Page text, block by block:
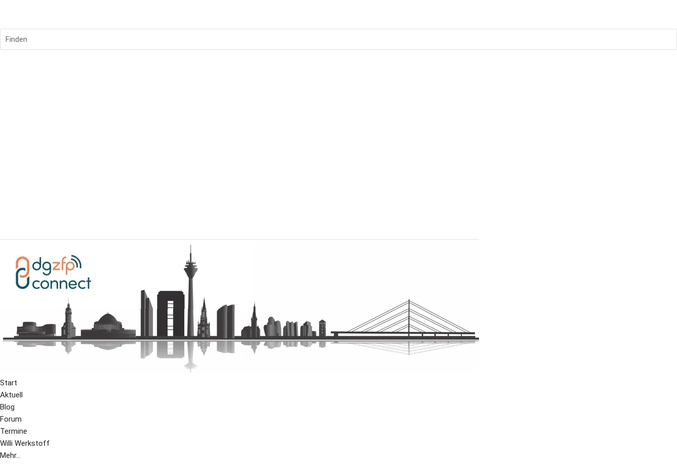
Finden
Start
Aktuell
Blog
Forum
Termine
Willi Werkstoff
Mehr...